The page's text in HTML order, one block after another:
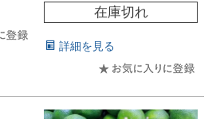
在庫切れ
詳細を見る